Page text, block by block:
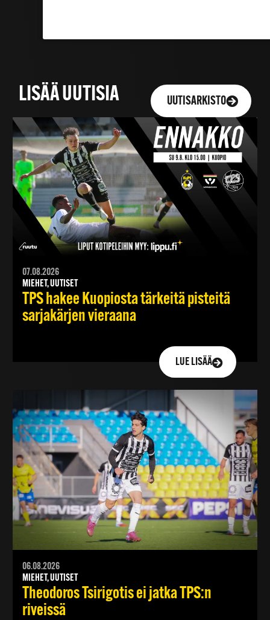
LISÄÄ UUTISIA UUTISARKISTO
07.08.2026
MIEHET, UUTISET
TPS hakee Kuopiosta tärkeitä pisteitä
sarjakärjen vieraana
LUE LISÄÄ
06.08.2026
MIEHET, UUTISET
Theodoros Tsirigotis ei jatka TPS:n
riveissä